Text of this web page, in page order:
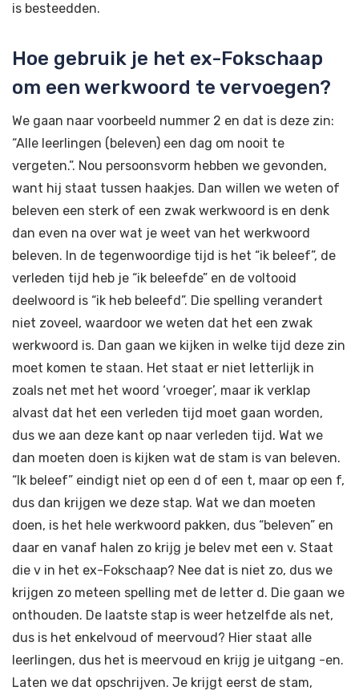
is besteedden.
Hoe gebruik je het ex-Fokschaap
om een werkwoord te vervoegen?
We gaan naar voorbeeld nummer 2 en dat is deze zin:
“Alle leerlingen (beleven) een dag om nooit te
vergeten.”. Nou persoonsvorm hebben we gevonden,
want hij staat tussen haakjes. Dan willen we weten of
beleven een sterk of een zwak werkwoord is en denk
dan even na over wat je weet van het werkwoord
beleven. In de tegenwoordige tijd is het “ik beleef”, de
verleden tijd heb je “ik beleefde” en de voltooid
deelwoord is “ik heb beleefd”. Die spelling verandert
niet zoveel, waardoor we weten dat het een zwak
werkwoord is. Dan gaan we kijken in welke tijd deze zin
moet komen te staan. Het staat er niet letterlijk in
zoals net met het woord ‘vroeger’, maar ik verklap
alvast dat het een verleden tijd moet gaan worden,
dus we aan deze kant op naar verleden tijd. Wat we
dan moeten doen is kijken wat de stam is van beleven.
“Ik beleef” eindigt niet op een d of een t, maar op een f,
dus dan krijgen we deze stap. Wat we dan moeten
doen, is het hele werkwoord pakken, dus “beleven” en
daar en vanaf halen zo krijg je belev met een v. Staat
die v in het ex-Fokschaap? Nee dat is niet zo, dus we
krijgen zo meteen spelling met de letter d. Die gaan we
onthouden. De laatste stap is weer hetzelfde als net,
dus is het enkelvoud of meervoud? Hier staat alle
leerlingen, dus het is meervoud en krijg je uitgang -en.
Laten we dat opschrijven. Je krijgt eerst de stam,